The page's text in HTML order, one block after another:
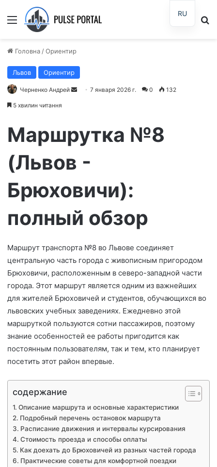
Меню
Головна /Ориентир
Львов Ориентир
Черненко Андрей
а
в
п
с
о
7 января 2026 г. 0 132
5 хвилин читання
Маршрутка №8
(Львов -
Брюховичи):
полный обзор
Маршрут транспорта №8 во Львове соединяет
центральную часть города с живописным пригородом
Брюховичи, расположенным в северо-западной части
города. Этот маршрут является одним из важнейших
для жителей Брюховичей и студентов, обучающихся во
львовских учебных заведениях. Ежедневно этой
маршруткой пользуются сотни пассажиров, поэтому
знание особенностей ее работы пригодится как
постоянным пользователям, так и тем, кто планирует
посетить этот район впервые.
содержание
Описание маршрута и основные характеристики
Подробный перечень остановок маршрута
Расписание движения и интервалы курсирования
Стоимость проезда и способы оплаты
Как доехать до Брюховичей из разных частей города
Практические советы для комфортной поездки
RU